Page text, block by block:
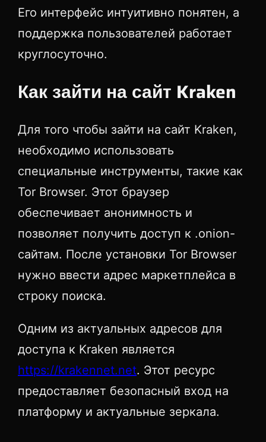
Его интерфейс интуитивно понятен, а
поддержка пользователей работает
круглосуточно.
Как зайти на сайт Kraken
Для того чтобы зайти на сайт Kraken,
необходимо использовать
специальные инструменты, такие как
Tor Browser. Этот браузер
обеспечивает анонимность и
позволяет получить доступ к .onion-
сайтам. После установки Tor Browser
нужно ввести адрес маркетплейса в
строку поиска.
Одним из актуальных адресов для
доступа к Kraken является
https://krakennet.net. Этот ресурс
предоставляет безопасный вход на
платформу и актуальные зеркала.